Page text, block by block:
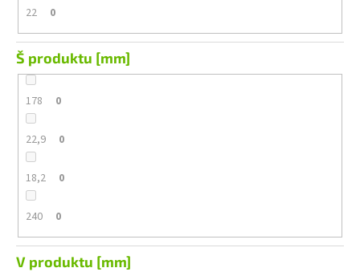
22 0
Š produktu [mm]
178 0
22,9 0
18,2 0
240 0
V produktu [mm]